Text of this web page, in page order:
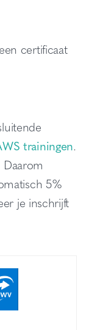
certificaat
trainingen.
5%
je inschrijft